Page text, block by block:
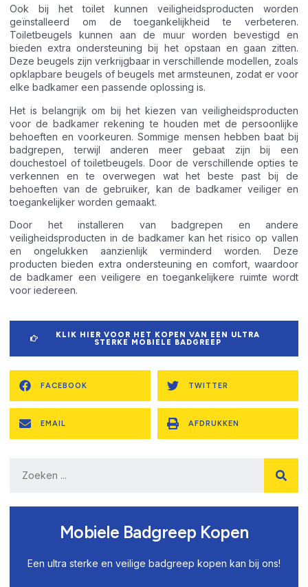
Ook bij het toilet kunnen veiligheidsproducten worden
geïnstalleerd om de toegankelijkheid te verbeteren.
Toiletbeugels kunnen aan de muur worden bevestigd en
bieden extra ondersteuning bij het opstaan en gaan zitten.
Deze beugels zijn verkrijgbaar in verschillende modellen, zoals
opklapbare beugels of beugels met armsteunen, zodat er voor
elke badkamer een passende oplossing is.
Het is belangrijk om bij het kiezen van veiligheidsproducten
voor de badkamer rekening te houden met de persoonlijke
behoeften en voorkeuren. Sommige mensen hebben baat bij
badgrepen, terwijl anderen meer gebaat zijn bij een
douchestoel of toiletbeugels. Door de verschillende opties te
verkennen en te overwegen wat het beste past bij de
behoeften van de gebruiker, kan de badkamer veiliger en
toegankelijker worden gemaakt.
Door het installeren van badgrepen en andere
veiligheidsproducten in de badkamer kan het risico op vallen
en ongelukken aanzienlijk verminderd worden. Deze
producten bieden extra ondersteuning en comfort, waardoor
de badkamer een veiligere en toegankelijkere ruimte wordt
voor iedereen.
KLIK HIER VOOR HET KOPEN VAN EEN ULTRA
STERKE MOBIELE BADGREEP
FACEBOOK TWITTER
EMAIL AFDRUKKEN
Mobiele Badgreep Kopen
Een ultra sterke en veilige badgreep kopen kan bij ons!